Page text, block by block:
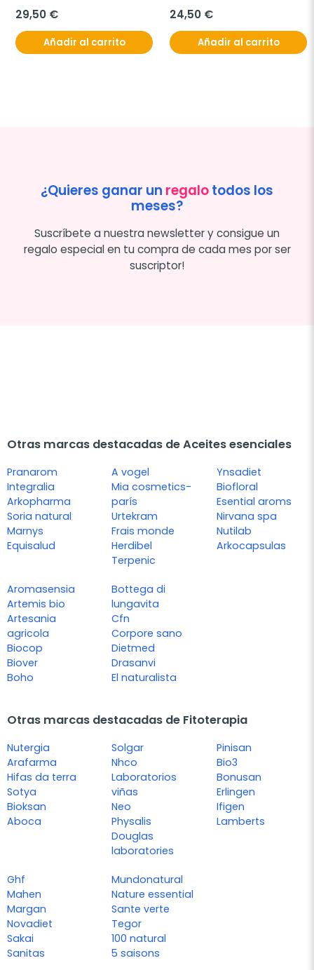
29,50 €
Añadir al carrito
24,50 €
Añadir al carrito
¿Quieres ganar un regalotodos los
meses?
Suscríbete a nuestra newsletter y consigue un
regalo especial en tu compra de cada mes por ser
suscriptor!
Otras marcas destacadas de Aceites esenciales
Pranarom
Integralia
Arkopharma
Soria natural
Marnys
Equisalud
A vogel
Mia cosmetics-
parís
Urtekram
Frais monde
Herdibel
Terpenic
Ynsadiet
Biofloral
Esential aroms
Nirvana spa
Nutilab
Arkocapsulas
Aromasensia
Artemis bio
Artesania
agricola
Biocop
Biover
Boho
Bottega di
lungavita
Cfn
Corpore sano
Dietmed
Drasanvi
El naturalista
Otras marcas destacadas de Fitoterapia
Nutergia
Arafarma
Hifas da terra
Sotya
Bioksan
Aboca
Solgar
Nhco
Laboratorios
viñas
Neo
Physalis
Douglas
laboratories
Pinisan
Bio3
Bonusan
Erlingen
Ifigen
Lamberts
Ghf
Mahen
Margan
Novadiet
Sakai
Sanitas
Mundonatural
Nature essential
Sante verte
Tegor
100 natural
5 saisons